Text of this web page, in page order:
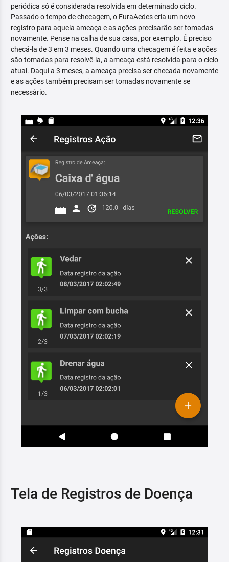
periódica só é considerada resolvida em determinado ciclo.
Passado o tempo de checagem, o FuraAedes cria um novo
registro para aquela ameaça e as ações precisarão ser tomadas
novamente. Pense na calha de sua casa, por exemplo. É preciso
checá-la de 3 em 3 meses. Quando uma checagem é feita e ações
são tomadas para resolvê-la, a ameaça está resolvida para o ciclo
atual. Daqui a 3 meses, a ameaça precisa ser checada novamente
e as ações também precisam ser tomadas novamente se
necessário.
Tela de Registros de Doença